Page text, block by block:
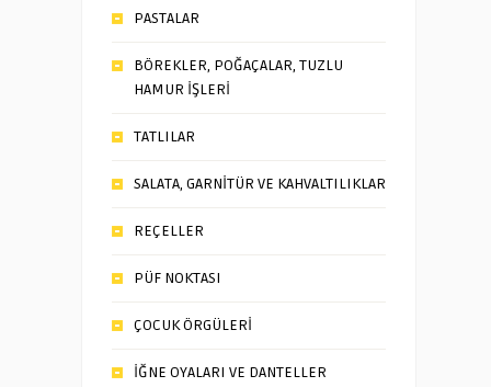
PASTALAR
BÖREKLER, POĞAÇALAR, TUZLU
HAMUR İŞLERİ
TATLILAR
SALATA, GARNİTÜR VE KAHVALTILIKLAR
REÇELLER
PÜF NOKTASI
ÇOCUK ÖRGÜLERİ
İĞNE OYALARI VE DANTELLER